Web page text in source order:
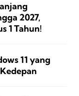
2027,
1 Tahun!
11 yang